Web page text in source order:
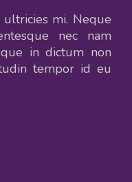
mi. Neque
nec nam
in dictum non
tempor id eu